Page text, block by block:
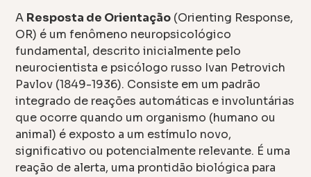
A Resposta de Orientação (Orienting Response,
OR) é um fenômeno neuropsicológico
fundamental, descrito inicialmente pelo
neurocientista e psicólogo russo Ivan Petrovich
Pavlov (1849-1936). Consiste em um padrão
integrado de reações automáticas e involuntárias
que ocorre quando um organismo (humano ou
animal) é exposto a um estímulo novo,
significativo ou potencialmente relevante. É uma
reação de alerta, uma prontidão biológica para